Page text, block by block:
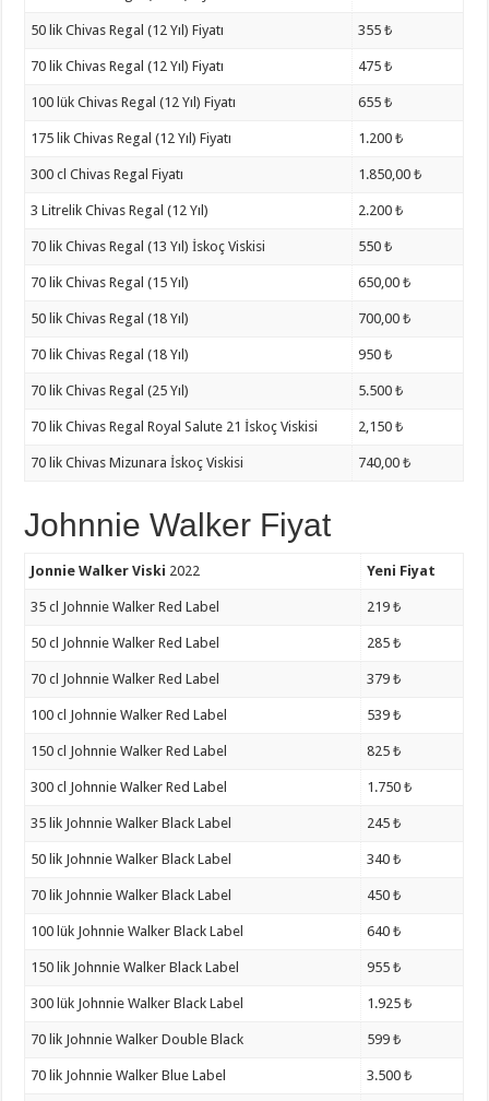
50 lik Chivas Regal (12 Yıl) Fiyatı 355 ₺
70 lik Chivas Regal (12 Yıl) Fiyatı 475 ₺
100 lük Chivas Regal (12 Yıl) Fiyatı 655 ₺
175 lik Chivas Regal (12 Yıl) Fiyatı 1.200 ₺
300 cl Chivas Regal Fiyatı 1.850,00 ₺
3 Litrelik Chivas Regal (12 Yıl) 2.200 ₺
70 lik Chivas Regal (13 Yıl) İskoç Viskisi 550 ₺
70 lik Chivas Regal (15 Yıl) 650,00 ₺
50 lik Chivas Regal (18 Yıl) 700,00 ₺
70 lik Chivas Regal (18 Yıl) 950 ₺
70 lik Chivas Regal (25 Yıl) 5.500 ₺
70 lik Chivas Regal Royal Salute 21 İskoç Viskisi 2,150 ₺
70 lik Chivas Mizunara İskoç Viskisi 740,00 ₺
Johnnie Walker Fiyat
Jonnie Walker Viski 2022 Yeni Fiyat
35 cl Johnnie Walker Red Label 219 ₺
50 cl Johnnie Walker Red Label 285 ₺
70 cl Johnnie Walker Red Label 379 ₺
100 cl Johnnie Walker Red Label 539 ₺
150 cl Johnnie Walker Red Label 825 ₺
300 cl Johnnie Walker Red Label 1.750 ₺
35 lik Johnnie Walker Black Label 245 ₺
50 lik Johnnie Walker Black Label 340 ₺
70 lik Johnnie Walker Black Label 450 ₺
100 lük Johnnie Walker Black Label 640 ₺
150 lik Johnnie Walker Black Label 955 ₺
300 lük Johnnie Walker Black Label 1.925 ₺
70 lik Johnnie Walker Double Black 599 ₺
70 lik Johnnie Walker Blue Label 3.500 ₺